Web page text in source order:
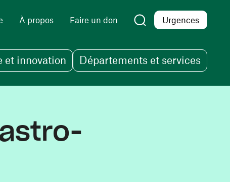
À propos Faire un don Urgences
et innovation Départements et services